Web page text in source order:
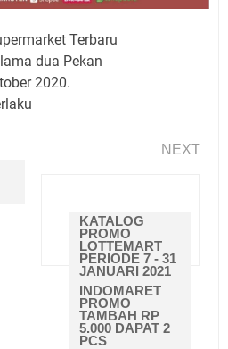
Terbaru
dua Pekan
2020.
NEXT
KATALOG
PROMO
LOTTEMART
PERIODE 7 - 31
JANUARI 2021
INDOMARET
PROMO
TAMBAH RP
5.000 DAPAT 2
PCS